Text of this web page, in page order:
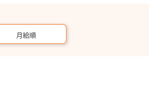
月給順